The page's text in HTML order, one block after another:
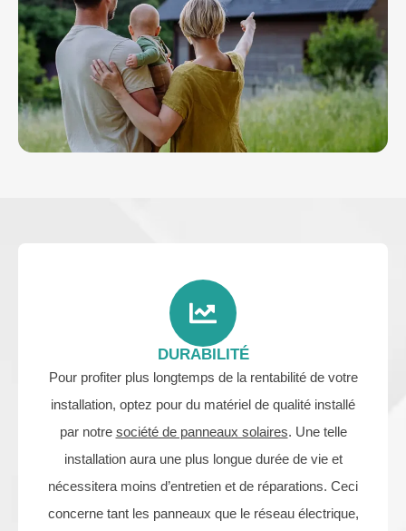
DURABILITÉ
Pour profiter plus longtemps de la rentabilité de votre
installation, optez pour du matériel de qualité installé
par notre société de panneaux solaires. Une telle
installation aura une plus longue durée de vie et
nécessitera moins d’entretien et de réparations. Ceci
concerne tant les panneaux que le réseau électrique,